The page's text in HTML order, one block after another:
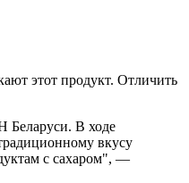
этот продукт. Отличить
Беларуси. В ходе
вкусу
с сахаром", —